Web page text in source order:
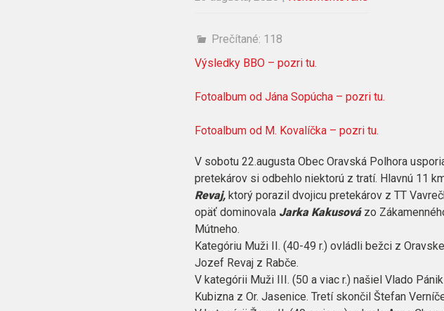
Prečítané: 118
Výsledky BBO – pozri tu.
Fotoalbum od Jána Sopúcha – pozri tu.
Fotoalbum od M. Kovalíčka – pozri tu.
V sobotu 22.augusta Obec Oravská Polhora
pretekárov si odbehlo niektorú z tratí. Hlavnú 11
Revaj, ktorý porazil dvojicu pretekárov z TT
opäť dominovala Jarka Kakusovázo
Mútneho.
Kategóriu Muži II. (40-49 r.) ovládli bežci z
Jozef Revaj z Rabče.
V kategórii Muži III. (50 a viac r.) našiel Vlado
Kubizna z Or. Jasenice. Tretí skončil Štefan